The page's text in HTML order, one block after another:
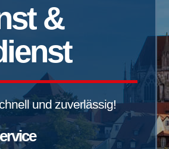
&
und zuverlässig!